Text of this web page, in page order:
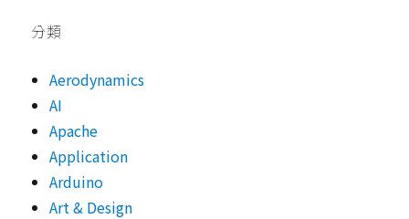
分類
Aerodynamics
AI
Apache
Application
Arduino
Art & Design